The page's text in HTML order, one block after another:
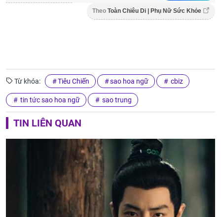
Theo Toàn Chiêu Di | Phụ Nữ Sức Khỏe
Từ khóa: Tiêu Chiến sao hoa ngữ cbiz
tin tức sao hoa ngữ sao trung
TIN LIÊN QUAN